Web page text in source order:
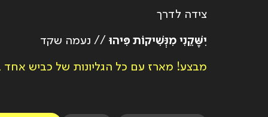
צידה לדרך
יִשָּׁקֵנִי מִנְּשִׁיקוֹת פִּיהוּ // נעמה שקד
מבצע! מארז עם כל הגליונות של כביש אחד ב149 ש״ח בלבד. נותרו מארזים